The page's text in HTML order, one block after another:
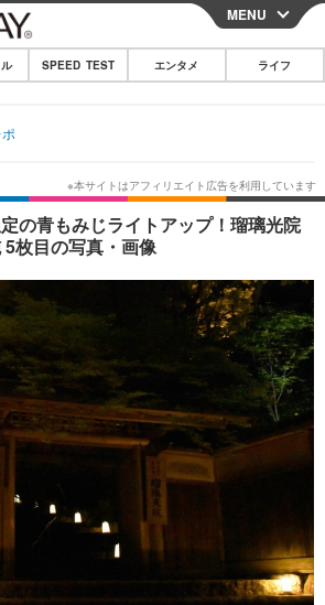
CLOSE
ガジェット・ツール
韓国・芸能
スポーツ
ブログ
その他
グルメ
ショッピング
法
MENU
ル SPEED TEST エンタメ ライフ
の青もみじライトアップ！瑠璃光院
枚目の写真・画像